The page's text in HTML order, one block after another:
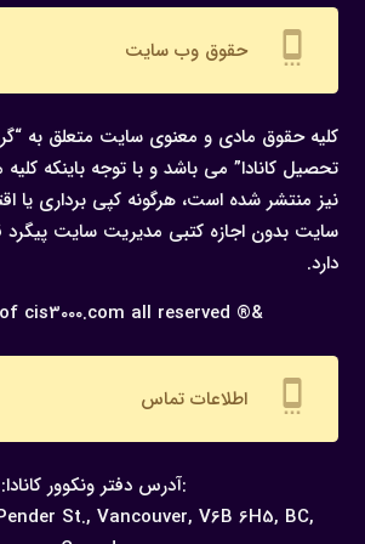
settings_cell حقوق وب سایت
کلیه حقوق مادی و معنوی سایت متعلق به
تحصیل کانادا” می باشد و با توجه باینکه
نیز منتشر شده است، هرگونه كپی برداری یا
سایت بدون اجازه كتبی مدیریت سایت پیگرد
دارد.
cis3000.com all reserved ®&
settings_cell اطلاعات تماس
:آدرس دفتر ونکوور کانادا:
St., Vancouver, V6B 6H5, BC,